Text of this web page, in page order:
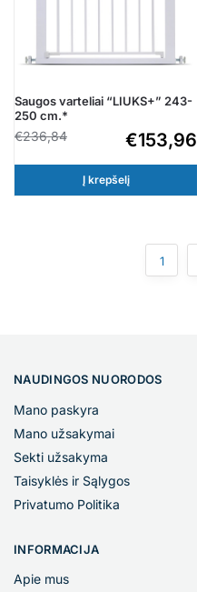
Saugos varteliai “LIUKS+” 243-
250 cm.*
€236,84 €153,96
Į krepšelį
1
NAUDINGOS NUORODOS
Mano paskyra
Mano užsakymai
Sekti užsakyma
Taisyklės ir Sąlygos
Privatumo Politika
INFORMACIJA
Apie mus